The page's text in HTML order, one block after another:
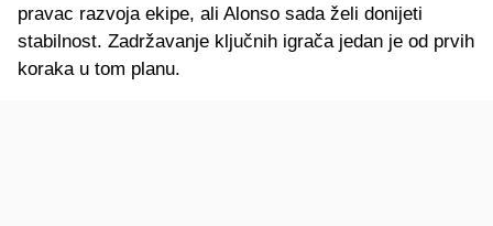
pravac razvoja ekipe, ali Alonso sada želi donijeti
stabilnost. Zadržavanje ključnih igrača jedan je od prvih
koraka u tom planu.